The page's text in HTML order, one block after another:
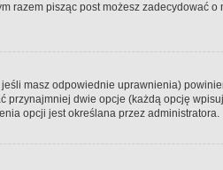
pisząc post możesz zadecydować
masz odpowiednie uprawnienia)
dwie opcje (każdą opcję
opcji jest określana przez administratora.